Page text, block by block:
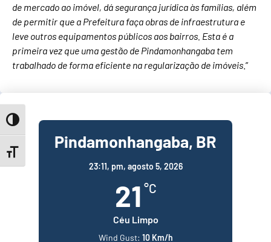
Toggle High Contrast
Toggle Font size
de mercado ao imóvel, dá segurança jurídica às famílias, além
de permitir que a Prefeitura faça obras de infraestrutura e
leve outros equipamentos públicos aos bairros. Esta é a
primeira vez que uma gestão de Pindamonhangaba tem
trabalhado de forma eficiente na regularização de imóveis .”
Pindamonhangaba, BR
23:11, pm, agosto 5, 2026
21 °C
Céu Limpo
Wind Gust: 10 Km/h